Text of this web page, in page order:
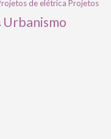
de elétrica Projetos
Urbanismo